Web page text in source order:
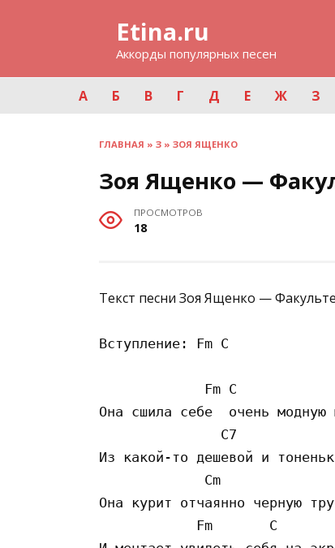
Etina.ru
Аккорды популярных песен
А Б В Г Д Е Ж З
ГЛАВНАЯ » З » ЗОЯ ЯЩЕНКО
Зоя Ященко —
ПРОСМОТРОВ
18
Текст песни Зоя Ященко —
Вступление: Fm C
             Fm C
Она сшила себе  очень модную
               C7
Из какой-то дешевой и
Она курит отчаянно черную
Fm